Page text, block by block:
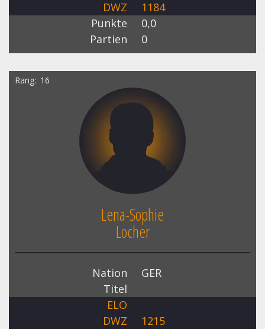
DWZ
1184
Punkte
0,0
Partien
0
Rang 16
Lena-Sophie
Locher
Nation
GER
Titel
ELO
DWZ
1215